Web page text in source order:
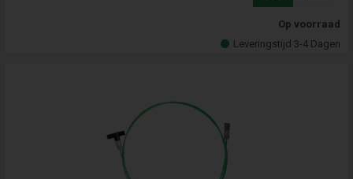
Op voorraad
Leveringstijd 3-4 Dagen